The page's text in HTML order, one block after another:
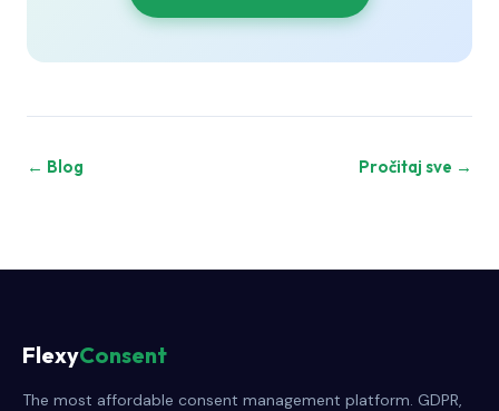
← Blog Pročitaj sve →
FlexyConsent
The most affordable consent management platform. GDPR,